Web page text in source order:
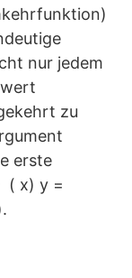
nur jedem
zu
erste
( x) y =